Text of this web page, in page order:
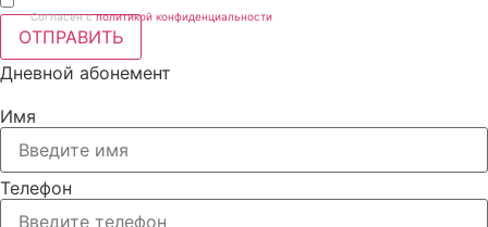
Согласен с политикой конфиденциальности
ОТПРАВИТЬ
Дневной абонемент
Имя
Телефон